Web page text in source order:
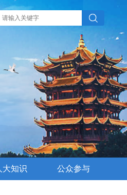
大知识 公众参与